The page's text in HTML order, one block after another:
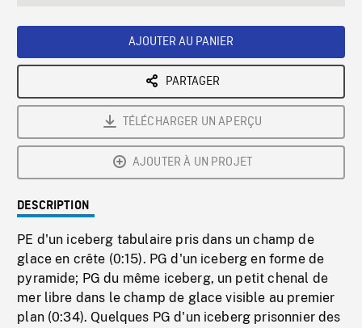
AJOUTER AU PANIER
PARTAGER
TÉLÉCHARGER UN APERÇU
AJOUTER À UN PROJET
DESCRIPTION
PE d'un iceberg tabulaire pris dans un champ de
glace en crête (0:15). PG d'un iceberg en forme de
pyramide; PG du même iceberg, un petit chenal de
mer libre dans le champ de glace visible au premier
plan (0:34). Quelques PG d'un iceberg prisonnier des